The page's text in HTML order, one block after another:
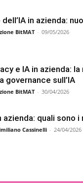
dell’IA in azienda:
BitMAT - 09/05/2026
e IA in azienda:
governance sull’IA
BitMAT - 30/04/2026
azienda: quali sono i
Cassinelli - 24/04/2026